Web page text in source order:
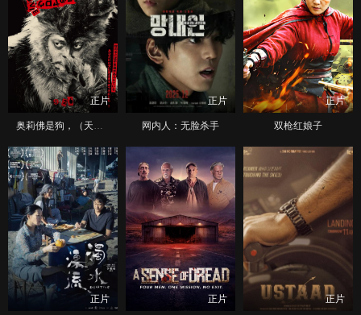
正片
奥莉佛是狗，（天哪！！）这家伙 电影版
正片
网内人：无脸杀手
正片
双枪红娘子
正片 正片 正片